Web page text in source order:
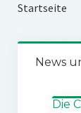
Startseite
News
Die